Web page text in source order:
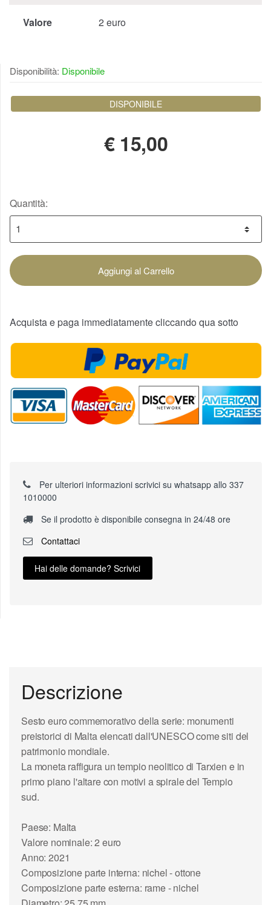
Valore 2 euro
Disponibilità: Disponibile
DISPONIBILE
€ 15,00
Quantità:
Aggiungi al Carrello
Acquista e paga immediatamente cliccando qua sotto
Per ulteriori informazioni scrivici su whatsapp allo 337
1010000
Se il prodotto è disponibile consegna in 24/48 ore
Contattaci
Hai delle domande? Scrivici
Descrizione
Sesto euro commemorativo della serie: monumenti
preistorici di Malta elencati dall'UNESCO come siti del
patrimonio mondiale.
La moneta raffigura un tempio neolitico di Tarxien e in
primo piano l'altare con motivi a spirale del Tempio
sud.
Paese: Malta
Valore nominale: 2 euro
Anno: 2021
Composizione parte interna: nichel - ottone
Composizione parte esterna: rame - nichel